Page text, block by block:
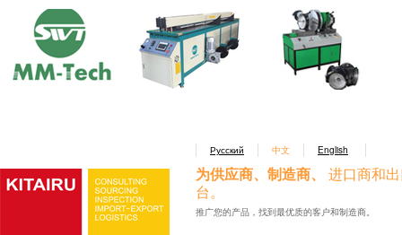
Русский 中文 English
为供应商、制造商、
进口商和
台。
推广您的产品，找到最优质的客户和制造商。